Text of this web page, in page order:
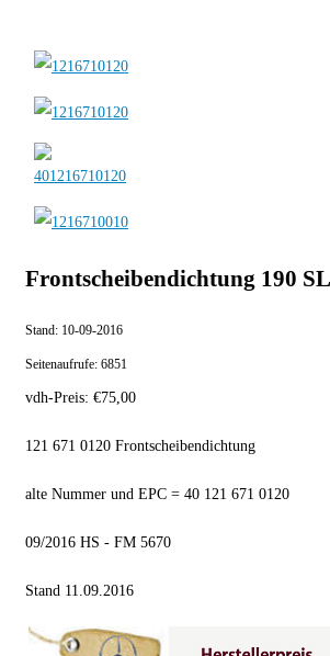
Frontscheibendichtung 190 SL
Stand: 10-09-2016
Seitenaufrufe: 6851
vdh-Preis: €75,00
121 671 0120 Frontscheibendichtung
alte Nummer und EPC = 40 121 671 0120
09/2016 HS - FM 5670
Stand 11.09.2016